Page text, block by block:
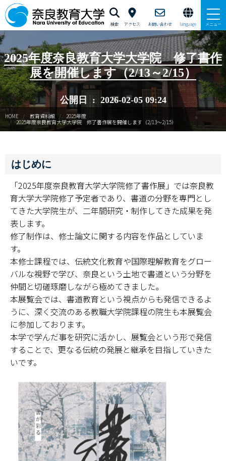
検索 アクセス お問い合わせ language メニュー
教育資料館について
来館案内
常設展「新薬師寺旧境内展」
企画展・イベント
2025年度奈良教育大学大学院 修了書作
展を開催します（2/13～2/15）
公開日 : 2026-02-05 09:24
HOME 教育資料館
2025年度
2025年度奈良教育大学大学院 修了書作展を開催します（2/13～2/15）
はじめに
「2025年度奈良教育大学大学院修了書作展」では奈良教
育大学大学院修了予定者であり、書道の分野を専門とし
てきた大学院生が、二年間研究・制作してきた成果を発
表します。
修了制作は、修士論文に関する内容を作品としていま
す。
本修士課程では、伝統文化教育や国際理解教育をグロー
バルな視野で学び、奈良という土地で書道という分野を
仲間と切磋琢磨しながら極めてきました。
本展覧会では、書道教育という視点からも発信できるよ
うに、深く交流のある教職大学院課程の院生も本展覧会
に参加しております。
本学で学んだ事を研究に活かし、展覧会という形で発信
することで、更なる伝統の発展と継承を目指していきた
いです。